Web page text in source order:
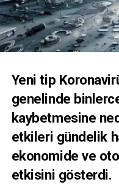
Yeni tip
genelinde
kaybetmesine
etkileri gündelik
ekonomide ve
etkisini gösterdi.